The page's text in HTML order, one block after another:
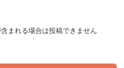
まれる場合は投稿できません